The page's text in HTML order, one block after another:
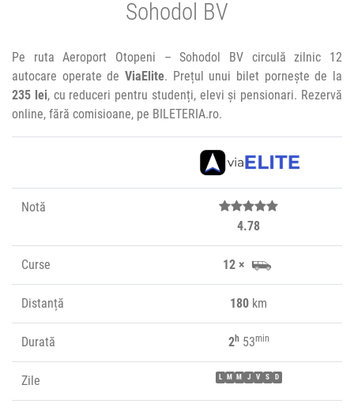
Sohodol BV
Pe ruta Aeroport Otopeni – Sohodol BV circulă zilnic 12
autocare operate de ViaElite. Prețul unui bilet pornește de la
235 lei, cu reduceri pentru studenți, elevi și pensionari. Rezervă
online, fără comisioane, pe BILETERIA.ro.
Notă
4.78
Curse 12 ×
Distanță 180 km
Durată 2h53min
Zile L M M J V S D